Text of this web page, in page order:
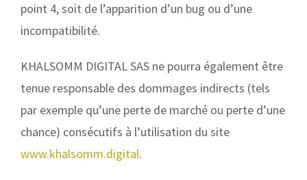
point 4, soit de l’apparition d’un bug ou d’une
incompatibilité.
KHALSOMM DIGITAL SAS ne pourra également être
tenue responsable des dommages indirects (tels
par exemple qu’une perte de marché ou perte d’une
chance) consécutifs à l’utilisation du site
www.khalsomm.digital.